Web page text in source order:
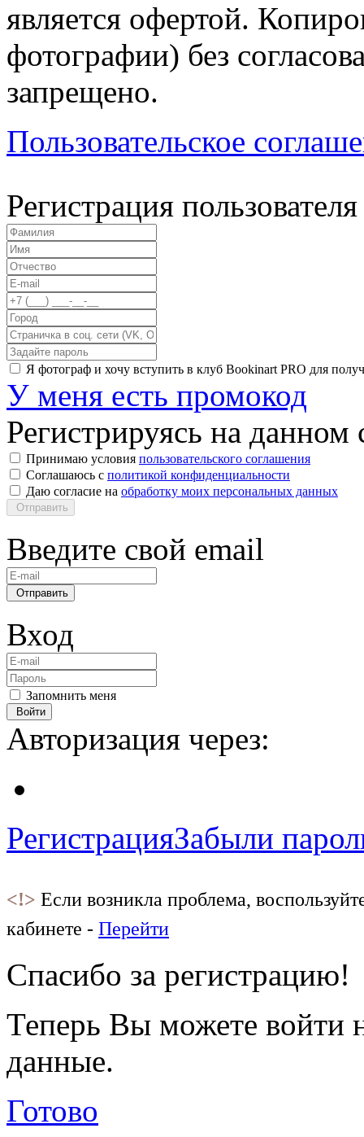
является офертой.
фотографии) без
запрещено.
Пользовательское
Регистрация пользователя
Я фотограф и хочу вступить в клуб Bookinart PRO для
У меня есть промокод
Регистрируясь на данном
Принимаю условия пользовательского соглашения
Соглашаюсь с политикой конфиденциальности
Даю согласие на обработку моих персональных данных
Отправить
Введите свой email
Отправить
Вход
Запомнить меня
Войти
Авторизация через:
РегистрацияЗабыли
<!> Если возникла проблема,
кабинете - Перейти
Спасибо за регистрацию!
Теперь Вы можете войти
данные.
Готово